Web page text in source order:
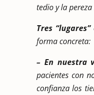
tedio y la
Tres “lugares”
forma concreta:
– En nuestra
pacientes con
confianza los